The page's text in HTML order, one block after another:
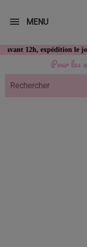
Pour les
12h, expédition le jour
MENU